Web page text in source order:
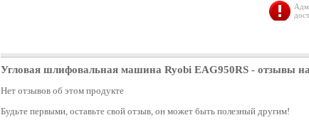
Угловая шлифовальная машина Ryobi EAG950RS - отзывы
Нет отзывов об этом продукте
Будьте первыми, оставьте свой отзыв, он может быть полезный другим!